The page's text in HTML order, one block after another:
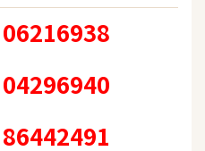
06216938
04296940
86442491